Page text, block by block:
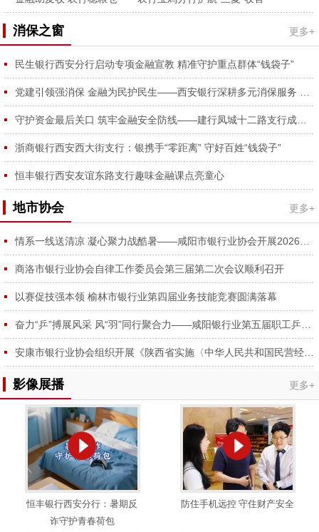
消保之窗 更多+
民生银行西安分行启动专项金融宣教 精准守护重点群体“钱袋子”
浙商银行西安西大街支行：银携手“零距离” 守好百姓“钱袋子”
恒丰银行西安友谊东路支行趣味金融课点亮童心
地市协会 更多+
商洛市银行业协会自律工作委员会第三届第二次会议顺利召开
以赛促技强本领 榆林市银行业第四届业务技能竞赛圆满落幕
影像展播 更多+
恒丰银行西安分行：暑期反
诈守护青春荷包
防住手机远控 守住财产安全